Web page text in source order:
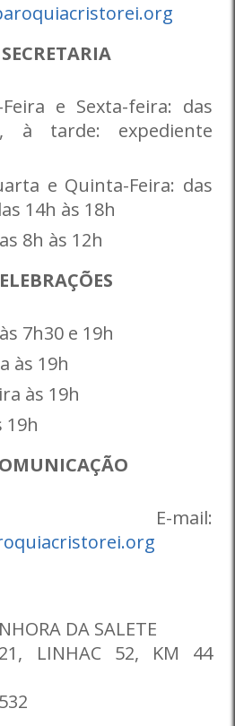
Feira e Sexta-feira: das
à tarde: expediente
e Quinta-Feira: das
14h às 18h
8h às 12h
7h30 e 19h
às 19h
às 19h
19h
E-mail:
DA SALETE
LINHAC 52, KM 44